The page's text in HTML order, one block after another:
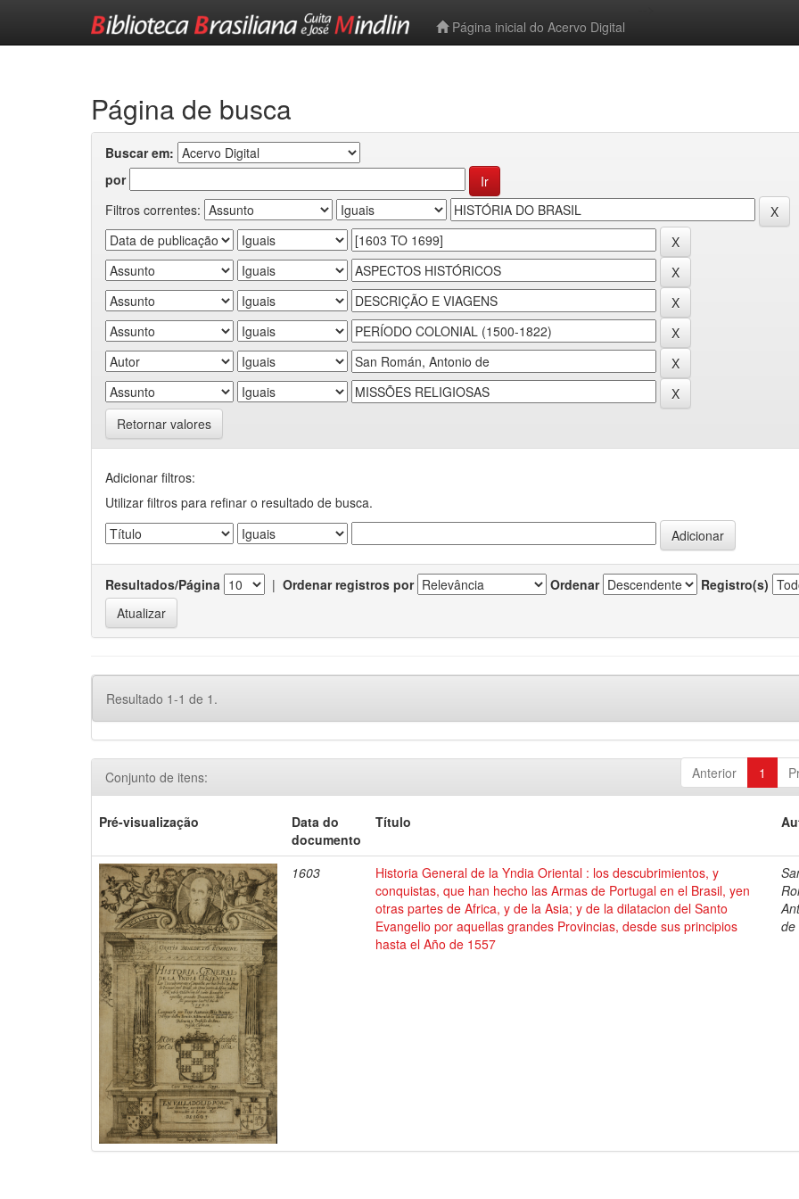
Página inicial do Acervo Digital
Página de busca
Buscar em:
por
Filtros correntes:
Retornar valores
Adicionar filtros:
Utilizar filtros para refinar o resultado de busca.
Resultados/Página | Ordenar registros por Ordenar Registro(s)
Resultado 1-1 de 1.
Anterior 1
Conjunto de itens:
Pré-visualização
Data do
documento
Título
1603
Historia General de la Yndia Oriental : los descubrimientos, y
conquistas, que han hecho las Armas de Portugal en el Brasil, yen
otras partes de Africa, y de la Asia; y de la dilatacion del Santo
Evangelio por aquellas grandes Provincias, desde sus principios
hasta el Año de 1557
de